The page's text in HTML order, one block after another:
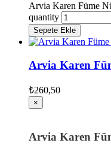
Arvia Karen Füme
quantity
Sepete Ekle
Arvia Karen
₺260,50
×
Arvia Karen